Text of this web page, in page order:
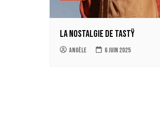
La nostalgie de Tastÿ
Angèle 6 juin 2025